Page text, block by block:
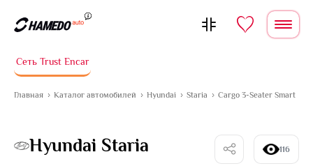
Сеть Trust Encar
Главная Каталог автомобилей Hyundai Staria Cargo 3-Seater Smart
Hyundai Staria 116